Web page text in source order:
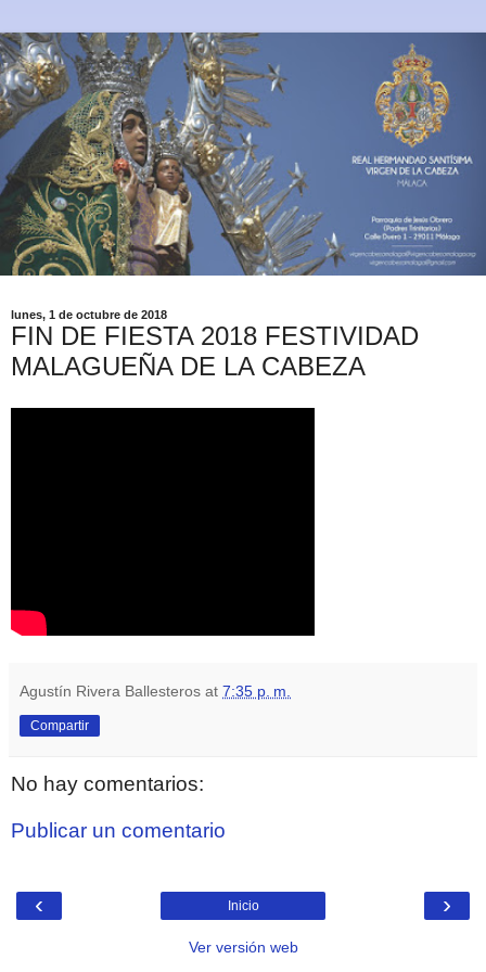
lunes, 1 de octubre de 2018
FIN DE FIESTA 2018 FESTIVIDAD
MALAGUEÑA DE LA CABEZA
Agustín Rivera Ballesteros at 7:35 p. m.
Compartir
No hay comentarios:
Publicar un comentario
‹ ›
Inicio
Ver versión web